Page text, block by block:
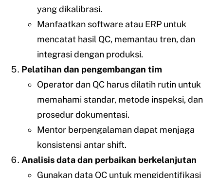
yang dikalibrasi.
Manfaatkan software atau ERP untuk
mencatat hasil QC, memantau tren, dan
integrasi dengan produksi.
Pelatihan dan pengembangan tim
Operator dan QC harus dilatih rutin untuk
memahami standar, metode inspeksi, dan
prosedur dokumentasi.
Mentor berpengalaman dapat menjaga
konsistensi antar shift.
Analisis data dan perbaikan berkelanjutan
Gunakan data QC untuk mengidentifikasi